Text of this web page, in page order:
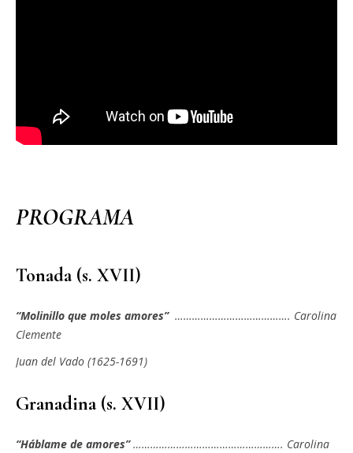
PROGRAMA
Tonada (s. XVII)
“Molinillo que moles amores” …………………………………. Carolina
Clemente
Juan del Vado (1625-1691)
Granadina (s. XVII)
“Háblame de amores”……………………………………………. Carolina